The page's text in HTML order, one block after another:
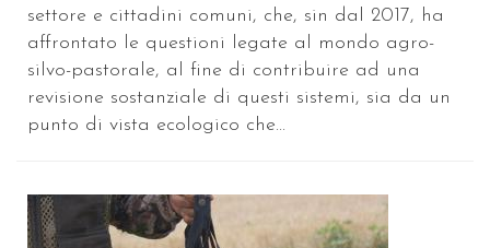
settore e cittadini comuni, che, sin dal 2017, ha
affrontato le questioni legate al mondo agro-
silvo-pastorale, al fine di contribuire ad una
revisione sostanziale di questi sistemi, sia da un
punto di vista ecologico che...